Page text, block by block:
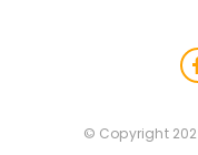
© Copyright